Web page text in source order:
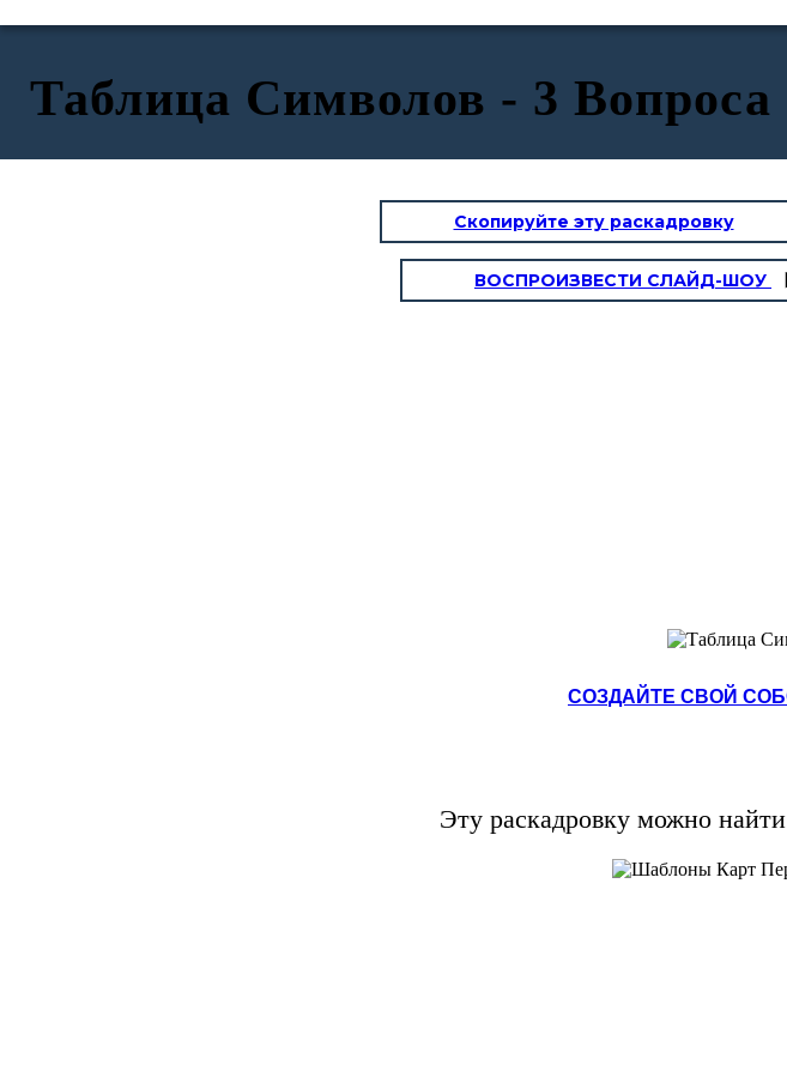
Таблица Символов - 3 Вопроса
Скопируйте эту раскадровку
ВОСПРОИЗВЕСТИ СЛАЙД-ШОУ
СОЗДАЙТЕ СВОЙ
Эту раскадровку можно